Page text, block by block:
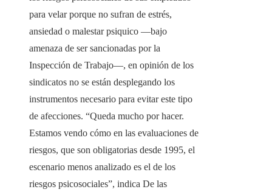
para velar porque no sufran de estrés,
ansiedad o malestar psiquico —bajo
amenaza de ser sancionadas por la
Inspección de Trabajo—, en opinión de los
sindicatos no se están desplegando los
instrumentos necesario para evitar este tipo
de afecciones. “Queda mucho por hacer.
Estamos vendo cómo en las evaluaciones de
riesgos, que son obligatorias desde 1995, el
escenario menos analizado es el de los
riesgos psicosociales”, indica De las